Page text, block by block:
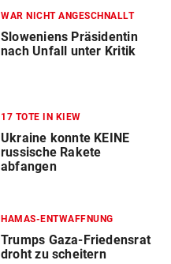
WAR NICHT ANGESCHNALLT
Sloweniens Präsidentin
nach Unfall unter Kritik
17 TOTE IN KIEW
Ukraine konnte KEINE
russische Rakete
abfangen
HAMAS-ENTWAFFNUNG
Trumps Gaza-Friedensrat
droht zu scheitern